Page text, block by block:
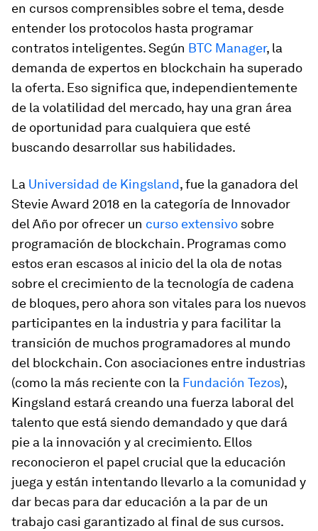
en cursos comprensibles sobre el tema, desde
entender los protocolos hasta programar
contratos inteligentes. Según BTC Manager, la
demanda de expertos en blockchain ha superado
la oferta. Eso significa que, independientemente
de la volatilidad del mercado, hay una gran área
de oportunidad para cualquiera que esté
buscando desarrollar sus habilidades.
La Universidad de Kingsland, fue la ganadora del
Stevie Award 2018 en la categoría de Innovador
del Año por ofrecer un curso extensivo sobre
programación de blockchain. Programas como
estos eran escasos al inicio del la ola de notas
sobre el crecimiento de la tecnología de cadena
de bloques, pero ahora son vitales para los nuevos
participantes en la industria y para facilitar la
transición de muchos programadores al mundo
del blockchain. Con asociaciones entre industrias
(como la más reciente con la Fundación Tezos),
Kingsland estará creando una fuerza laboral del
talento que está siendo demandado y que dará
pie a la innovación y al crecimiento. Ellos
reconocieron el papel crucial que la educación
juega y están intentando llevarlo a la comunidad y
dar becas para dar educación a la par de un
trabajo casi garantizado al final de sus cursos.